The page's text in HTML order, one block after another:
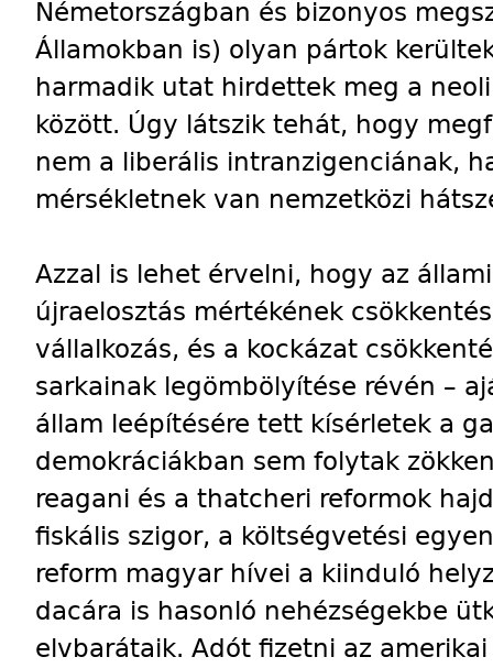
Németországban és bizonyos
Államokban is) olyan pártok
harmadik utat hirdettek meg a
között. Úgy látszik tehát, hogy
nem a liberális intranzigenciának,
mérsékletnek van nemzetközi
Azzal is lehet érvelni, hogy az
újraelosztás mértékének
vállalkozás, és a kockázat
sarkainak legömbölyítése révén –
állam leépítésére tett kísérletek a
demokráciákban sem folytak
reagani és a thatcheri reformok
fiskális szigor, a költségvetési
reform magyar hívei a kiinduló
dacára is hasonló nehézségekbe
elvbarátaik. Adót fizetni az